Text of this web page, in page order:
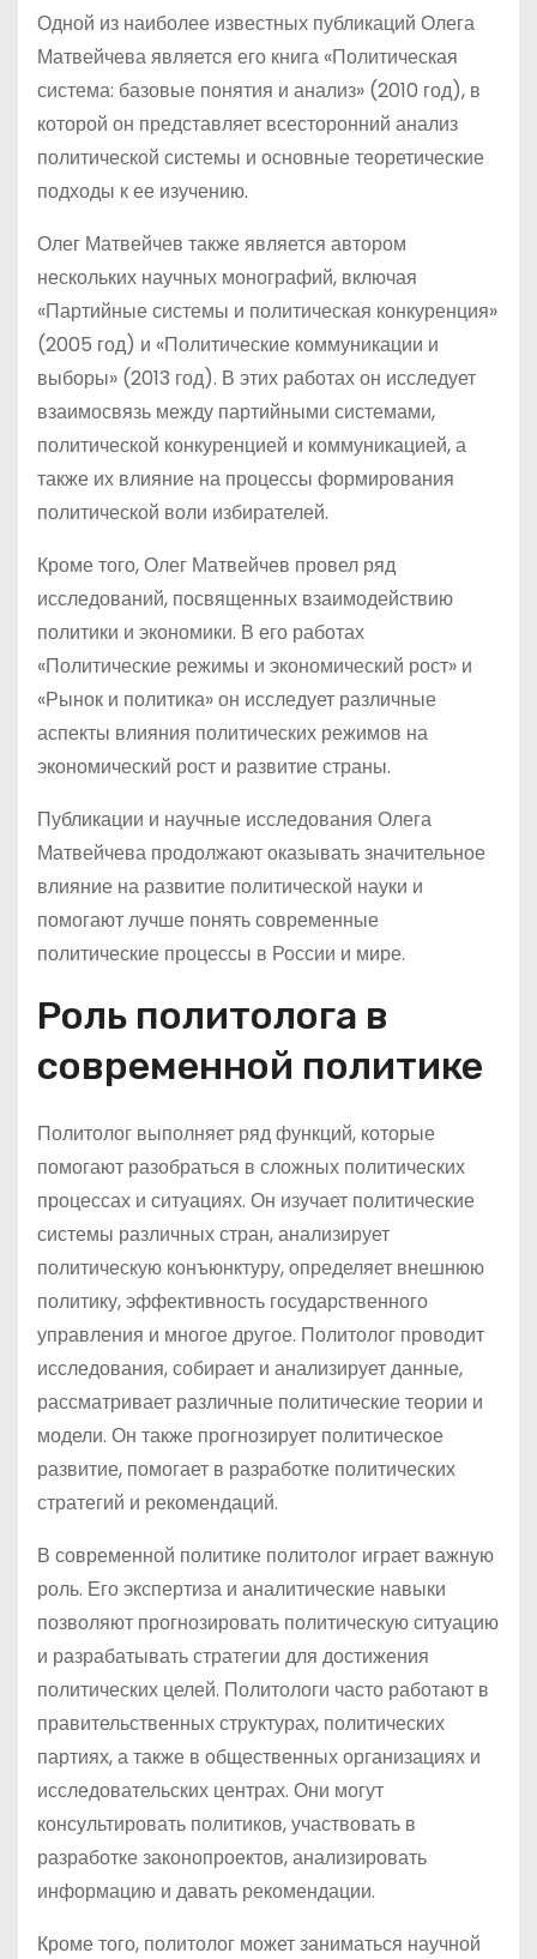
Одной из наиболее известных публикаций Олега
Матвейчева является его книга «Политическая
система: базовые понятия и анализ» (2010 год), в
которой он представляет всесторонний анализ
политической системы и основные теоретические
подходы к ее изучению.
Олег Матвейчев также является автором
нескольких научных монографий, включая
«Партийные системы и политическая конкуренция»
(2005 год) и «Политические коммуникации и
выборы» (2013 год). В этих работах он исследует
взаимосвязь между партийными системами,
политической конкуренцией и коммуникацией, а
также их влияние на процессы формирования
политической воли избирателей.
Кроме того, Олег Матвейчев провел ряд
исследований, посвященных взаимодействию
политики и экономики. В его работах
«Политические режимы и экономический рост» и
«Рынок и политика» он исследует различные
аспекты влияния политических режимов на
экономический рост и развитие страны.
Публикации и научные исследования Олега
Матвейчева продолжают оказывать значительное
влияние на развитие политической науки и
помогают лучше понять современные
политические процессы в России и мире.
Роль политолога в
современной политике
Политолог выполняет ряд функций, которые
помогают разобраться в сложных политических
процессах и ситуациях. Он изучает политические
системы различных стран, анализирует
политическую конъюнктуру, определяет внешнюю
политику, эффективность государственного
управления и многое другое. Политолог проводит
исследования, собирает и анализирует данные,
рассматривает различные политические теории и
модели. Он также прогнозирует политическое
развитие, помогает в разработке политических
стратегий и рекомендаций.
В современной политике политолог играет важную
роль. Его экспертиза и аналитические навыки
позволяют прогнозировать политическую ситуацию
и разрабатывать стратегии для достижения
политических целей. Политологи часто работают в
правительственных структурах, политических
партиях, а также в общественных организациях и
исследовательских центрах. Они могут
консультировать политиков, участвовать в
разработке законопроектов, анализировать
информацию и давать рекомендации.
Кроме того, политолог может заниматься научной